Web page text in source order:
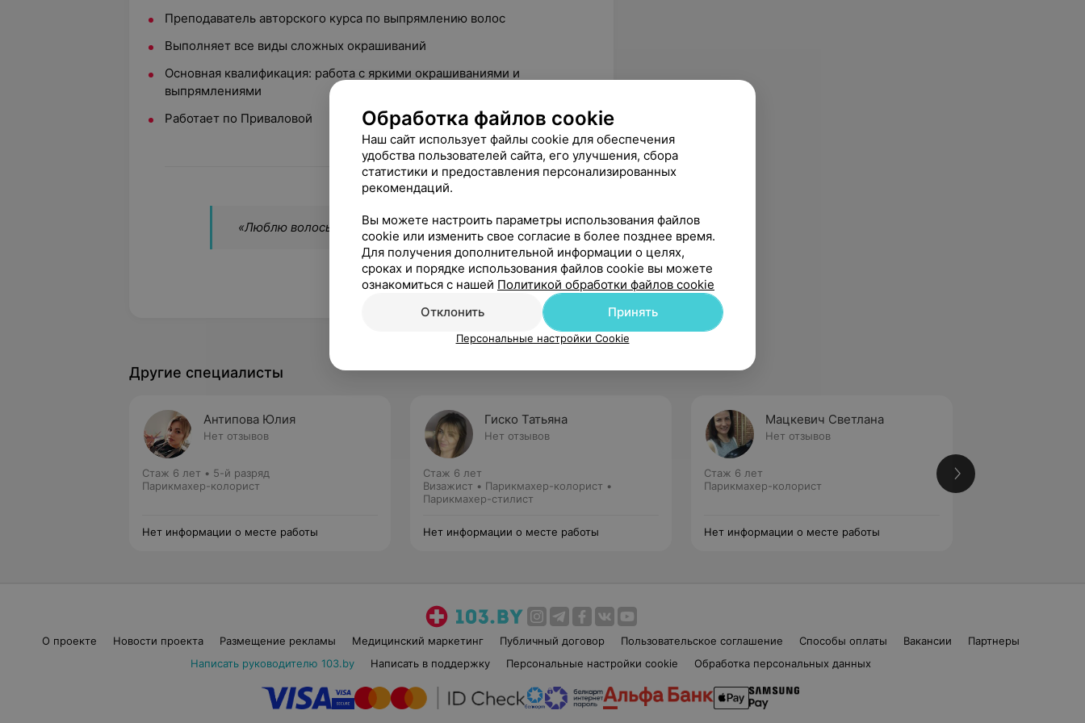
Преподаватель авторского курса по выпрямлению волос
Выполняет все виды сложных окрашиваний
Основная квалификация: работа с яркими окрашиваниями и
выпрямлениями
Работает по Приваловой
«Люблю волосы клиента больше, чем свои.»
Другие специалисты
Антипова Юлия
Нет отзывов
Стаж 6 лет • 5-й разряд
Парикмахер-колорист
Нет информации о месте работы
Гиско Татьяна
Нет отзывов
Стаж 6 лет
Визажист • Парикмахер-колорист •
Парикмахер-стилист
Нет информации о месте работы
Мацкевич Светлана
Нет отзывов
Стаж 6 лет
Парикмахер-колорист
Нет информации о месте работы
О проекте Новости проекта Размещение рекламы Медицинский маркетинг Публичный договор Пользовательское соглашение Способы оплаты Вакансии
Партнеры
Написать руководителю 103.by
Написать в поддержку Персональные настройки cookie Обработка персональных данных
Обработка файлов cookie
Наш сайт использует файлы cookie для обеспечения
удобства пользователей сайта, его улучшения, сбора
статистики и предоставления персонализированных
рекомендаций.
Вы можете настроить параметры использования файлов
cookie или изменить свое согласие в более позднее время.
Для получения дополнительной информации о целях,
сроках и порядке использования файлов cookie вы можете
ознакомиться с нашей Политикой обработки файлов cookie
Отклонить
Принять
Персональные настройки Cookie